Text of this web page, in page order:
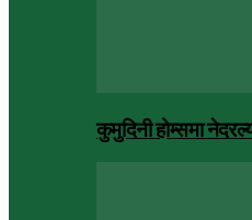
कुमुदिनी होम्समा